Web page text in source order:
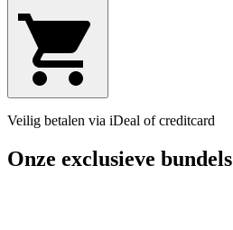
Veilig betalen via iDeal of creditcard
Onze exclusieve bundels